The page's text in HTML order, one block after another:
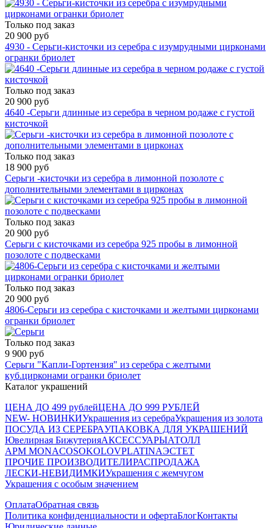
Только под заказ
20 900 руб
4930 - Серьги-кисточки из серебра с изумрудными цирконами
огранки бриолет
Только под заказ
20 900 руб
4640 -Серьги длинные из серебра в черном родаже с густой
кисточкой
Только под заказ
18 900 руб
Серьги -кисточки из серебра в лимонной позолоте с
дополнительными элементами в цирконах
Только под заказ
20 900 руб
Серьги с кисточками из серебра 925 пробы в лимонной
позолоте с подвесками
Только под заказ
20 900 руб
4806-Серьги из серебра с кисточками и желтыми цирконами
огранки бриолет
Только под заказ
9 900 руб
Серьги "Капли-Гортензия" из серебра с желтыми
куб.цирконами огранки бриолет
Каталог украшений
ЦЕНА ДО 499 рублейЦЕНА ДО 999 РУБЛЕЙ
NEW- НОВИНКИУкрашения из серебраУкрашения из золота
ПОСУДА ИЗ СЕРЕБРАУПАКОВКА ДЛЯ УКРАШЕНИЙ
Ювелирная БижутерияАКСЕССУАРЫАТОЛЛ
APM MONACOSOKOLOVPLATINAЭСТЕТ
ПРОЧИЕ ПРОИЗВОДИТЕЛИРАСПРОДАЖА
ЛЕСКИ-НЕВИДИМКИУкрашения с жемчугом
Украшения с особым значением
ОплатаОбратная связь
Политика конфиденциальности и офертаБлогКонтакты